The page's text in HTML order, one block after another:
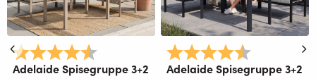
Karakter: 4.8 av 5 mulige
Adelaide Spisegruppe 3+2
Karakter: 4.8 av 5
Adelaide Spisegruppe 3+2